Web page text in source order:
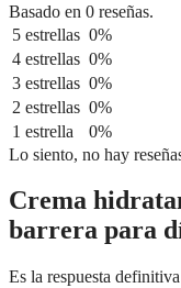
Basado en 0 reseñas.
5 estrellas 0%
4 estrellas 0%
3 estrellas 0%
2 estrellas 0%
1 estrella
0%
Lo siento, no hay
Crema
barrera para
Es la respuesta